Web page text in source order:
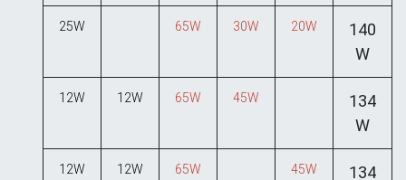
25W 65W 30W 20W
140
W
12W 12W 65W 45W
134
W
12W 12W 65W 45W
134